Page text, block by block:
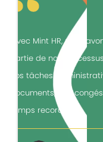
"Avec Mint HR, nous
partie de nos
nos tâches
documents, des
temps record."